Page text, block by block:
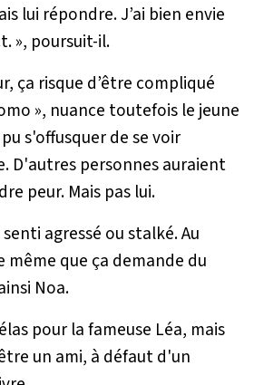
lui répondre. J’ai bien envie
», poursuit-il.
ça risque d’être compliqué
», nuance toutefois le jeune
s'offusquer de se voir
D'autres personnes auraient
peur. Mais pas lui.
agressé ou stalké. Au
que ça demande du
Noa.
pour la fameuse Léa, mais
un ami, à défaut d'un